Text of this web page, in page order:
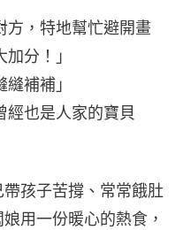
方，特地幫忙避開畫
分！」
補補」
經也是人家的寶貝
孩子苦撐、常常餓肚
用一份暖心的熱食，